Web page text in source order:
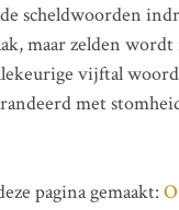
scheldwoorden
maar zelden
vijftal
met
pagina gemaakt: